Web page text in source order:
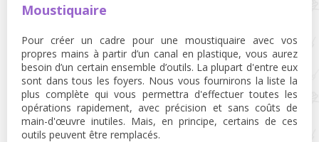
Moustiquaire
Pour créer un cadre pour une moustiquaire avec vos
propres mains à partir d’un canal en plastique, vous aurez
besoin d’un certain ensemble d’outils. La plupart d'entre eux
sont dans tous les foyers. Nous vous fournirons la liste la
plus complète qui vous permettra d'effectuer toutes les
opérations rapidement, avec précision et sans coûts de
main-d'œuvre inutiles. Mais, en principe, certains de ces
outils peuvent être remplacés.